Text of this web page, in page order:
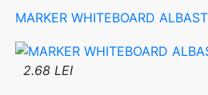
MARKER WHITEBOARD
2.68 LEI